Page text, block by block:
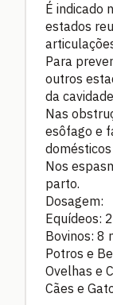
É indicado
estados
Para
outros
da
Nas
esôfago e
Nos
parto.
Dosagem:
Equídeos:
Bovinos: 8
Potros e
Ovelhas e
Cães e